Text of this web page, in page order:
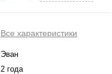
Все характеристики
Эван
2 года